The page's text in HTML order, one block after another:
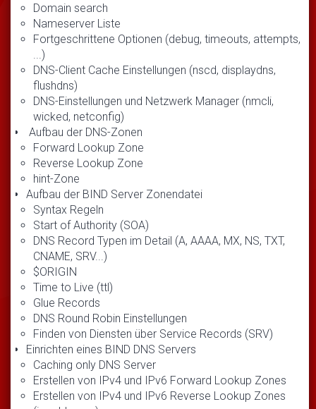
Domain search
Nameserver Liste
Fortgeschrittene Optionen (debug, timeouts, attempts,
...)
DNS-Client Cache Einstellungen (nscd, displaydns,
flushdns)
DNS-Einstellungen und Netzwerk Manager (nmcli,
wicked, netconfig)
Aufbau der DNS-Zonen
Forward Lookup Zone
Reverse Lookup Zone
hint-Zone
Aufbau der BIND Server Zonendatei
Syntax Regeln
Start of Authority (SOA)
DNS Record Typen im Detail (A, AAAA, MX, NS, TXT,
CNAME, SRV...)
$ORIGIN
Time to Live (ttl)
Glue Records
DNS Round Robin Einstellungen
Finden von Diensten über Service Records (SRV)
Einrichten eines BIND DNS Servers
Caching only DNS Server
Erstellen von IPv4 und IPv6 Forward Lookup Zones
Erstellen von IPv4 und IPv6 Reverse Lookup Zones